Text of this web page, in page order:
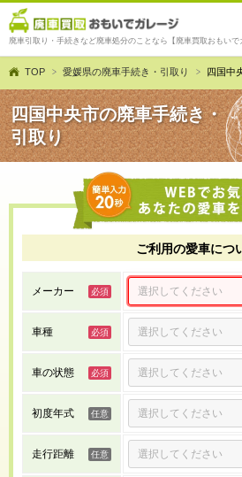
廃車引取り・手続きなど廃車処分のことなら【廃車買取おもいで
TOP 愛媛県の廃車手続き・引取り 四国中
四国中央市の廃車手続き・
引取り
ご利用の愛車につ
メーカー
車種
車の状態
初度年式
走行距離